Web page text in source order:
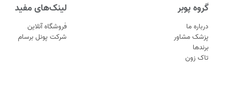
گروه پوبر
درباره ما
پزشک مشاور
برندها
تاک زون
لینک‌های مفید
فروشگاه آنلاین
شرکت پونل برسام